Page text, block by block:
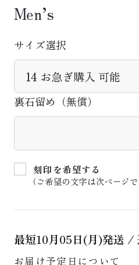
Men’s
サイズ選択
裏石留め（無償）
刻印を希望する
（ご希望の文字は次ページ
最短10月05日(月)発送 /
お届け予定日について